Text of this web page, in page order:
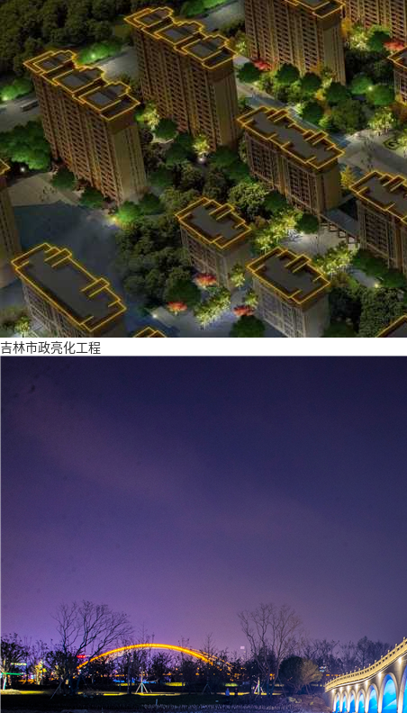
吉林市政亮化工程